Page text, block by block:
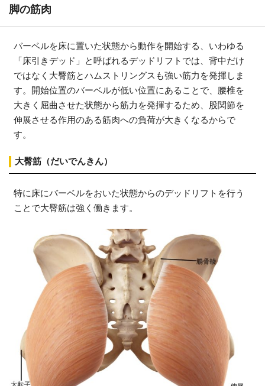
脚の筋肉
バーベルを床に置いた状態から動作を開始する、いわゆる
「床引きデッド」と呼ばれるデッドリフトでは、背中だけ
ではなく大臀筋とハムストリングスも強い筋力を発揮しま
す。開始位置のバーベルが低い位置にあることで、腰椎を
大きく屈曲させた状態から筋力を発揮するため、股関節を
伸展させる作用のある筋肉への負荷が大きくなるからで
す。
大臀筋（だいでんきん）
特に床にバーベルをおいた状態からのデッドリフトを行う
ことで大臀筋は強く働きます。